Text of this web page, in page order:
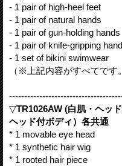
- 1 pair of high-heel feet
- 1 pair of natural hands
- 1 pair of gun-holding hands
- 1 pair of knife-gripping
- 1 set of bikini swimwear
（※上記内容がすべてです
▽TR1026AW (白肌・ヘッド
ヘッド付ボディ）各共通
* 1 movable eye head
* 1 synthetic hair wig
* 1 rooted hair piece